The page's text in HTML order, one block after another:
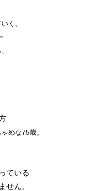
く。
めな75歳。
ている
せん。